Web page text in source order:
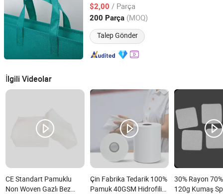
$2,00 / Parça
200 Parça (MOQ)
Talep Gönder
Anhui, China Fiyat 2026
İlgili Videolar
CE Standart Pamuklu
Non Woven Gazlı Bez
Çin Fabrika Tedarik 100%
Pamuk 40GSM Hidrofilik
30% Rayon
120g Kumaş